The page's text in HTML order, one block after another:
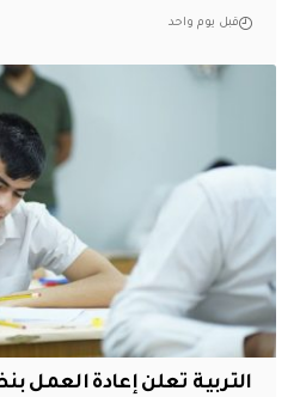
قبل يوم واحد
التربية تعلن إعادة العمل